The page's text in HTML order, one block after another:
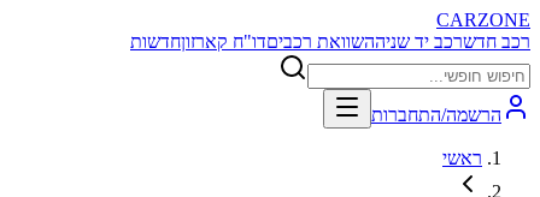
CARZONE
רכב חדשרכב יד שניההשוואת רכביםדו"ח קארזוןחדשות
הרשמה/התחברות
ראשי